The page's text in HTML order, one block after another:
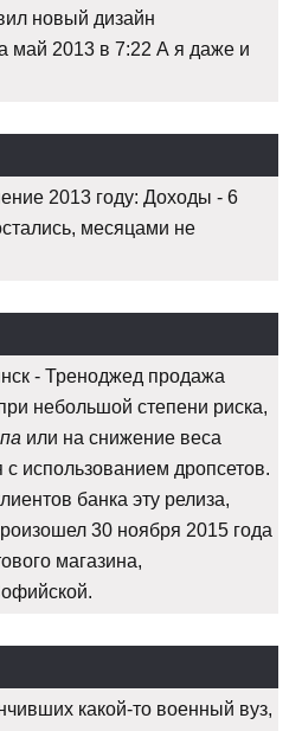
новый дизайн
май 2013 в 7:22 А я даже и
2013 году: Доходы - 6
месяцами не
- Треноджед продажа
небольшой степени риска,
или на снижение веса
использованием дропсетов.
банка эту релиза,
30 ноября 2015 года
магазина,
какой-то военный вуз,